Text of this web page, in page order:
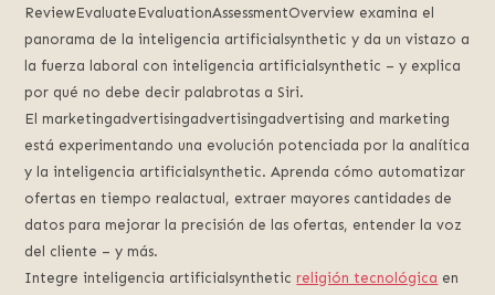
ReviewEvaluateEvaluationAssessmentOverview examina el
panorama de la inteligencia artificialsynthetic y da un vistazo a
la fuerza laboral con inteligencia artificialsynthetic – y explica
por qué no debe decir palabrotas a Siri.
El marketingadvertisingadvertisingadvertising and marketing
está experimentando una evolución potenciada por la analítica
y la inteligencia artificialsynthetic. Aprenda cómo automatizar
ofertas en tiempo realactual, extraer mayores cantidades de
datos para mejorar la precisión de las ofertas, entender la voz
del cliente – y más.
Integre inteligencia artificialsynthetic religión tecnológica en